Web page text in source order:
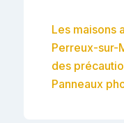
Les maisons
Perreux-sur-
des
Panneaux